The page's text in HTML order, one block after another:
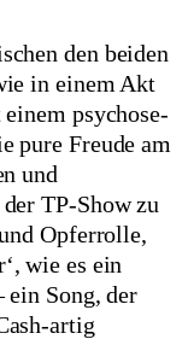
den beiden
in einem Akt
psychose-
pure Freude am
und
TP-Show zu
Opferrolle,
wie es ein
Song, der
artig